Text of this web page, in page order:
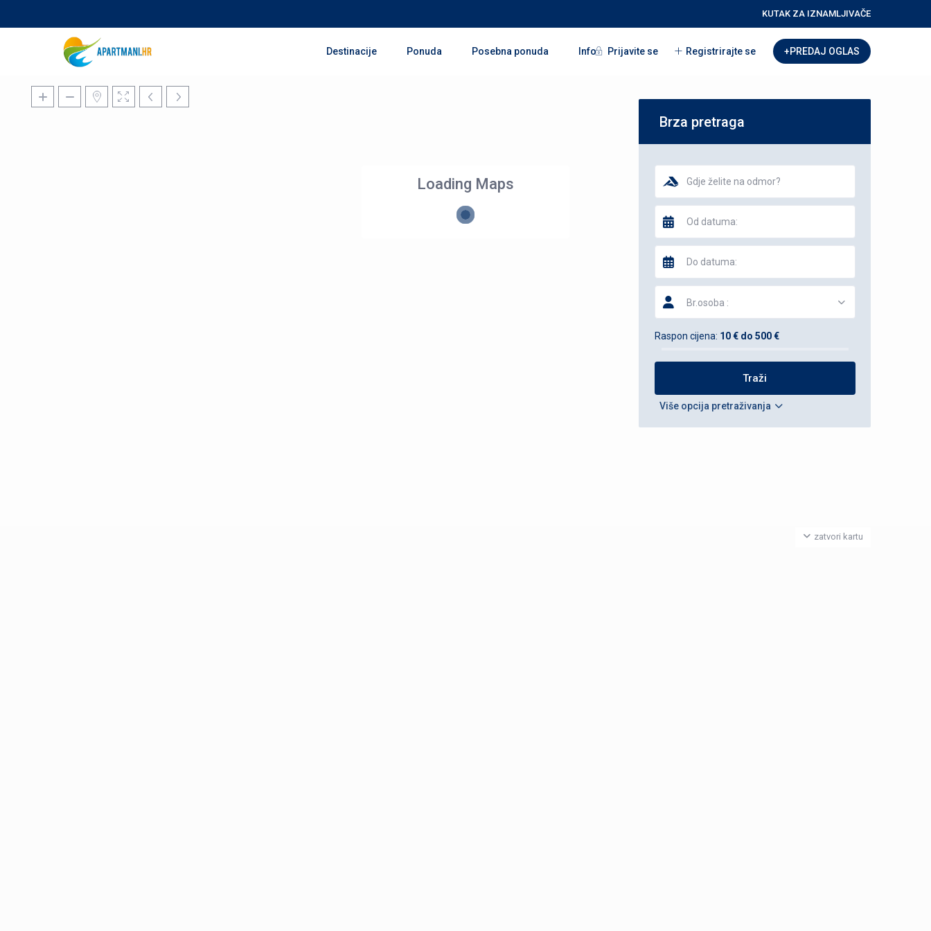
KUTAK ZA IZNAMLJIVAČE
Prijavite se Registrirajte se +PREDAJ OGLAS
Destinacije Ponuda Posebna ponuda Info
Loading Maps
zatvori kartu
Brza pretraga
Br.osoba :
Raspon cijena: 10 € do 500 €
Više opcija pretraživanja